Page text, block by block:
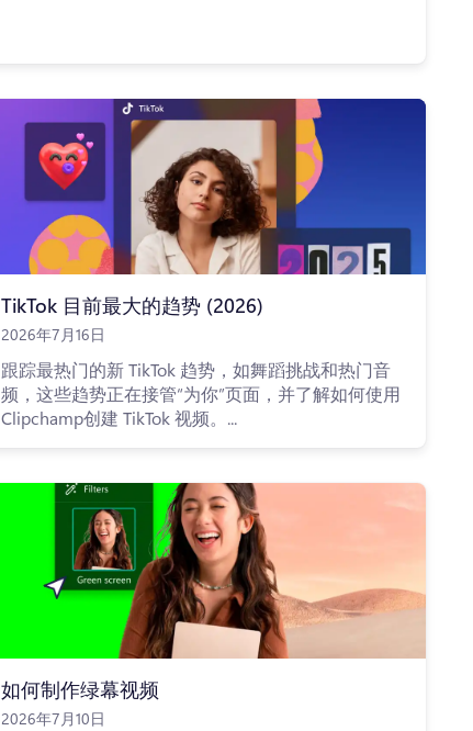
TikTok 目前最大的趋势 (2026)
2026年7月16日
跟踪最热门的新 TikTok 趋势，如舞蹈挑战和热门音
频，这些趋势正在接管“为你”页面，并了解如何使用
Clipchamp创建 TikTok 视频。...
如何制作绿幕视频
2026年7月10日